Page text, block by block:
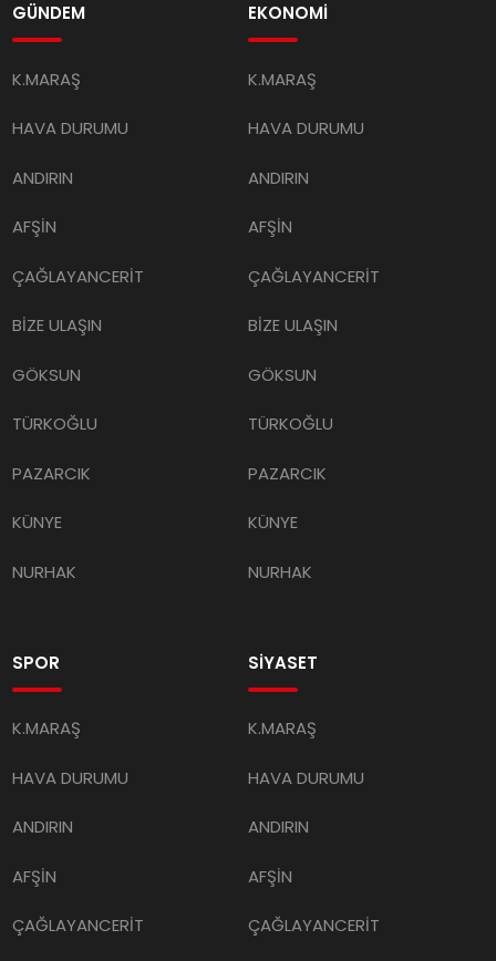
GÜNDEM
K.MARAŞ
HAVA DURUMU
ANDIRIN
AFŞİN
ÇAĞLAYANCERİT
BİZE ULAŞIN
GÖKSUN
TÜRKOĞLU
PAZARCIK
KÜNYE
NURHAK
EKONOMİ
K.MARAŞ
HAVA DURUMU
ANDIRIN
AFŞİN
ÇAĞLAYANCERİT
BİZE ULAŞIN
GÖKSUN
TÜRKOĞLU
PAZARCIK
KÜNYE
NURHAK
SPOR
K.MARAŞ
HAVA DURUMU
ANDIRIN
AFŞİN
ÇAĞLAYANCERİT
SİYASET
K.MARAŞ
HAVA DURUMU
ANDIRIN
AFŞİN
ÇAĞLAYANCERİT